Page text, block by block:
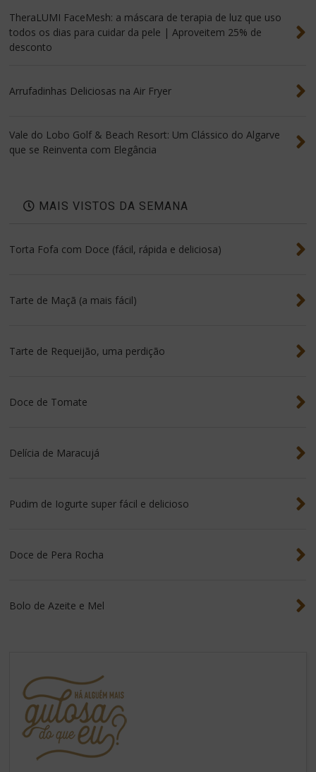
TheraLUMI FaceMesh: a máscara de terapia de luz que uso
todos os dias para cuidar da pele | Aproveitem 25% de
desconto
Arrufadinhas Deliciosas na Air Fryer
Vale do Lobo Golf & Beach Resort: Um Clássico do Algarve
que se Reinventa com Elegância
MAIS VISTOS DA SEMANA
Torta Fofa com Doce (fácil, rápida e deliciosa)
Tarte de Maçã (a mais fácil)
Tarte de Requeijão, uma perdição
Doce de Tomate
Delícia de Maracujá
Pudim de Iogurte super fácil e delicioso
Doce de Pera Rocha
Bolo de Azeite e Mel